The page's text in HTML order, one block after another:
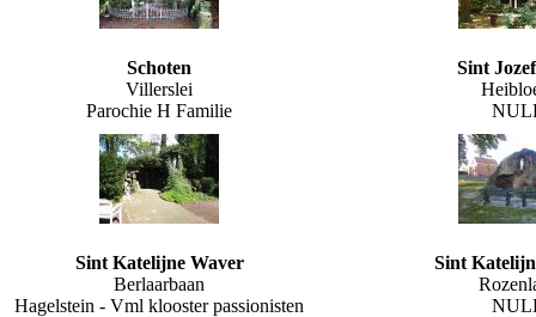
Schoten
Villerslei
Parochie H Familie
Sint
Sint Katelijne Waver
Berlaarbaan
Hagelstein - Vml klooster passionisten
Sint